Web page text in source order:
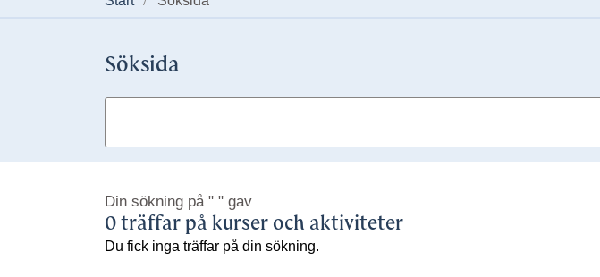
Söksida
Din sökning på " " gav
0 träffar på kurser och aktiviteter
Du fick inga träffar på din sökning.